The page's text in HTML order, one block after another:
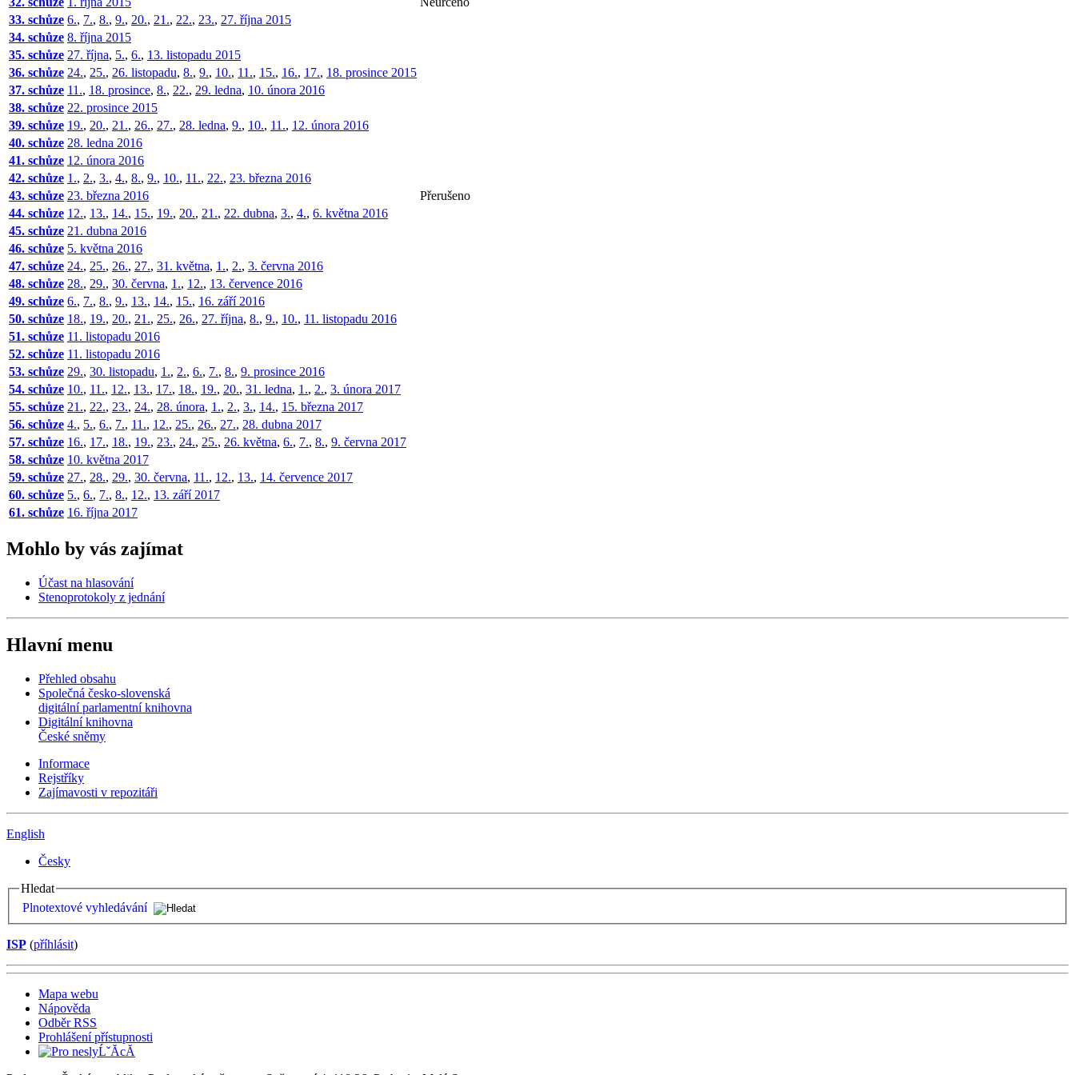
33. schůze 6., 7., 8., 9., 20., 21., 22., 23., 27. října 2015
34. schůze 8. října 2015
35. schůze 27. října, 5., 6., 13. listopadu 2015
36. schůze 24., 25., 26. listopadu, 8., 9., 10., 11., 15., 16., 17., 18. prosince 2015
37. schůze 11., 18. prosince, 8., 22., 29. ledna, 10. února 2016
38. schůze 22. prosince 2015
39. schůze 19., 20., 21., 26., 27., 28. ledna, 9., 10., 11., 12. února 2016
40. schůze 28. ledna 2016
41. schůze 12. února 2016
42. schůze 1., 2., 3., 4., 8., 9., 10., 11., 22., 23. března 2016
43. schůze 23. března 2016
Přerušeno
44. schůze 12., 13., 14., 15., 19., 20., 21., 22. dubna, 3., 4., 6. května 2016
45. schůze 21. dubna 2016
46. schůze 5. května 2016
47. schůze 24., 25., 26., 27., 31. května, 1., 2., 3. června 2016
48. schůze 28., 29., 30. června, 1., 12., 13. července 2016
49. schůze 6., 7., 8., 9., 13., 14., 15., 16. září 2016
50. schůze 18., 19., 20., 21., 25., 26., 27. října, 8., 9., 10., 11. listopadu 2016
51. schůze 11. listopadu 2016
52. schůze 11. listopadu 2016
53. schůze 29., 30. listopadu, 1., 2., 6., 7., 8., 9. prosince 2016
54. schůze 10., 11., 12., 13., 17., 18., 19., 20., 31. ledna, 1., 2., 3. února 2017
55. schůze 21., 22., 23., 24., 28. února, 1., 2., 3., 14., 15. března 2017
56. schůze 4., 5., 6., 7., 11., 12., 25., 26., 27., 28. dubna 2017
57. schůze 16., 17., 18., 19., 23., 24., 25., 26. května, 6., 7., 8., 9. června 2017
58. schůze 10. května 2017
59. schůze 27., 28., 29., 30. června, 11., 12., 13., 14. července 2017
60. schůze 5., 6., 7., 8., 12., 13. září 2017
61. schůze 16. října 2017
Mohlo by vás zajímat
Účast na hlasování
Stenoprotokoly z jednání
Hlavní menu
Přehled obsahu
Společná česko-slovenská
digitální parlamentní knihovna
Digitální knihovna
České sněmy
Informace
Rejstříky
Zajímavosti v repozitáři
English
Česky
Hledat
Plnotextové vyhledávání
ISP (příhlásit)
Mapa webu
Nápověda
Odběr RSS
Prohlášení přístupnosti